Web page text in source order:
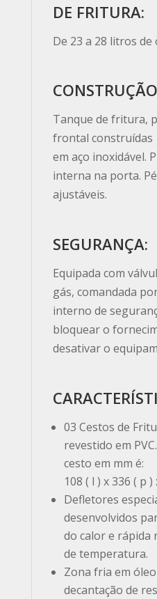
DE FRITURA:
De 23 a 28 litros de
Tanque de fritura,
frontal construídas
em aço inoxidável.
interna na porta.
ajustáveis.
SEGURANÇA:
Equipada com
gás, comandada
interno de
bloquear o
desativar o
03 Cestos de
revestido em
cesto em mm é:
108 ( l ) x 336 ( p )
Defletores
desenvolvidos
do calor e rápida
de temperatura.
Zona fria em
decantação de